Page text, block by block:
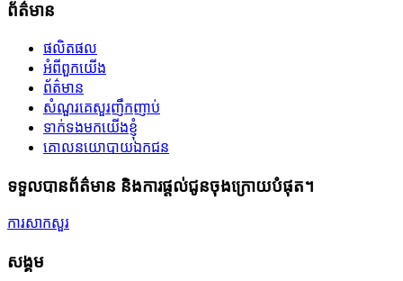
ព័ត៌មាន
ផលិតផល
អំពីពួកយើង
ព័ត៌មាន
សំណួរគេសួរញឹកញាប់
ទាក់ទងមកយើងខ្ញុំ
គោលនយោបាយឯកជន
ទទួលបានព័ត៌មាន និងការផ្តល់ជូនចុងក្រោយបំផុត។
ការសាកសួរ
សង្គម